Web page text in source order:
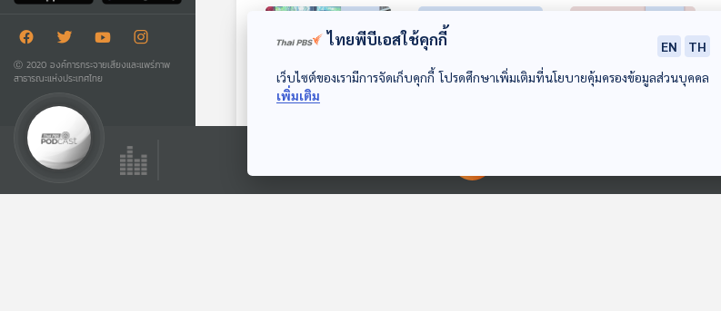
Ⓒ 2020 องค์การกระจายเสียงและแพร่ภาพ
สาธารณะแห่งประเทศไทย
คาซ่าดิต๊อตตี๊ ใช้ความ
รักนำทางการเรียนรู้
ห้องเรียนฟ้ากว้าง
ปฏิรูปการศึกษา
ปฐมวัย ภายใต้
ห้องเรียนฟ้ากว้าง
สคูล เรียน รด. ได้
ไหม?
ห้องเรียนฟ้ากว้าง
ไทยพีบีเอสใช้คุกกี้ EN
TH
เว็บไซต์ของเรามีการจัดเก็บคุกกี้ โปรดศึกษาเพิ่มเติมที่นโยบายคุ้มครองข้อมูลส่วนบุคคล
เพิ่มเติม